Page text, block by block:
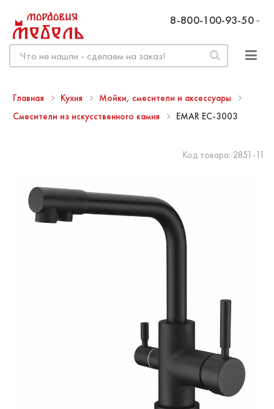
8-800-100-93-50
Главная Кухня
Мойки, смесители и аксессуары
Смесители из искусственного камня
EMAR EC-3003
Код товара: 2851-11